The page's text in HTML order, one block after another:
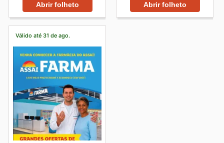
Abrir folheto Abrir folheto
Válido até 31 de ago.